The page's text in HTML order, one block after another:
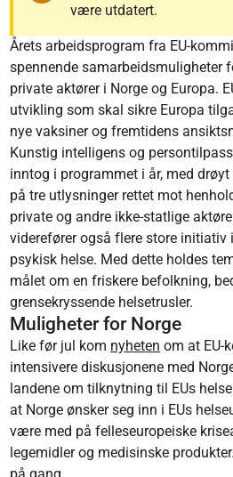
være utdatert.
Årets arbeidsprogram fra EU-
spennende samarbeidsmuligheter
private aktører i Norge og Europa.
utvikling som skal sikre Europa
nye vaksiner og fremtidens
Kunstig intelligens og
inntog i programmet i år, med
på tre utlysninger rettet mot
private og andre ikke-statlige
viderefører også flere store initiativ
psykisk helse. Med dette holdes
målet om en friskere befolkning,
grensekryssende helsetrusler.
Muligheter for Norge
Like før jul kom nyheten om at EU-
intensivere diskusjonene med
landene om tilknytning til EUs
at Norge ønsker seg inn i EUs
være med på felleseuropeiske
legemidler og medisinske
på gang.